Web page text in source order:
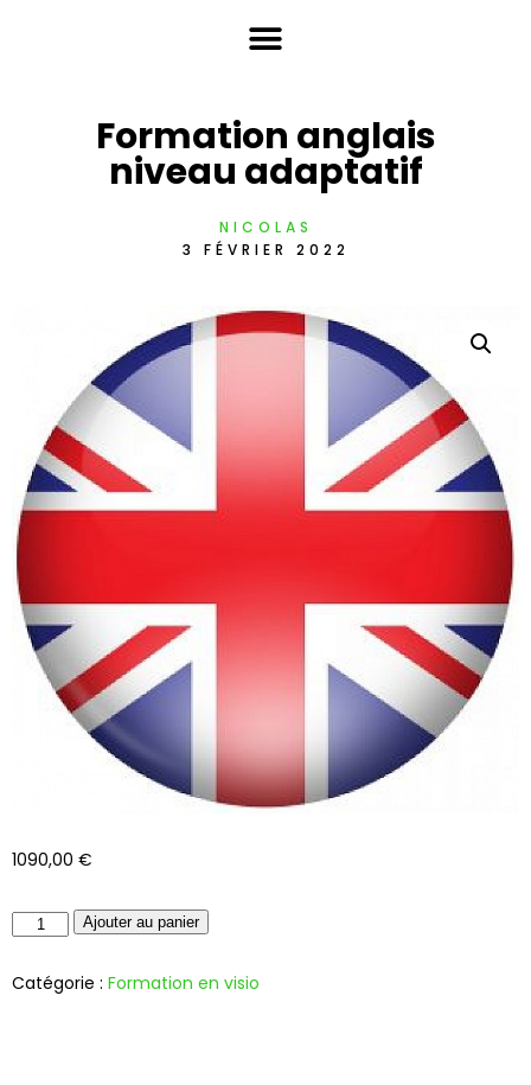
Formation anglais
niveau adaptatif
NICOLAS
3 FÉVRIER 2022
1090,00 €
Ajouter au panier
Catégorie : Formation en visio